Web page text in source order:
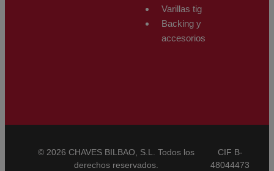
Varillas tig
Backing y
accesorios
© 2026 CHAVES BILBAO, S.L. Todos los
derechos reservados.
CIF B-
48044473